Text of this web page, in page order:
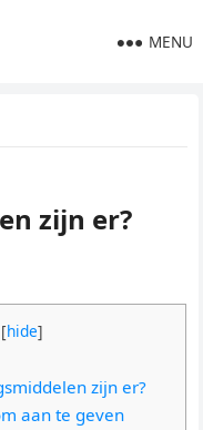
MENU
zijn er?
[hide]
zijn er?
aan te geven